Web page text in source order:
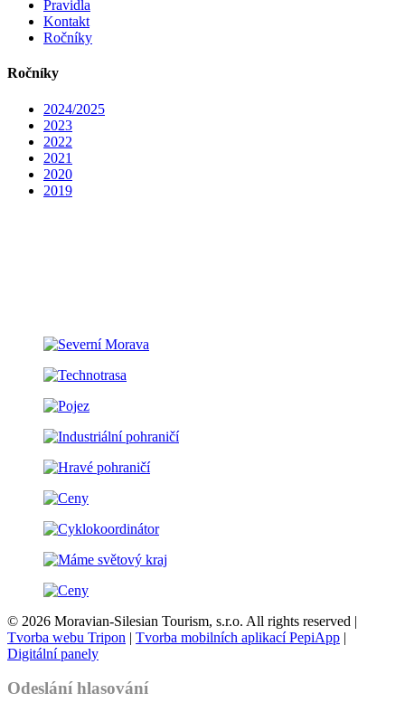
Pravidla
Kontakt
Ročníky
Ročníky
2024/2025
2023
2022
2021
2020
2019
© 2026 Moravian-Silesian Tourism, s.r.o. All rights reserved |
Tvorba webu Tripon | Tvorba mobilních aplikací PepiApp |
Digitální panely
Odeslání hlasování